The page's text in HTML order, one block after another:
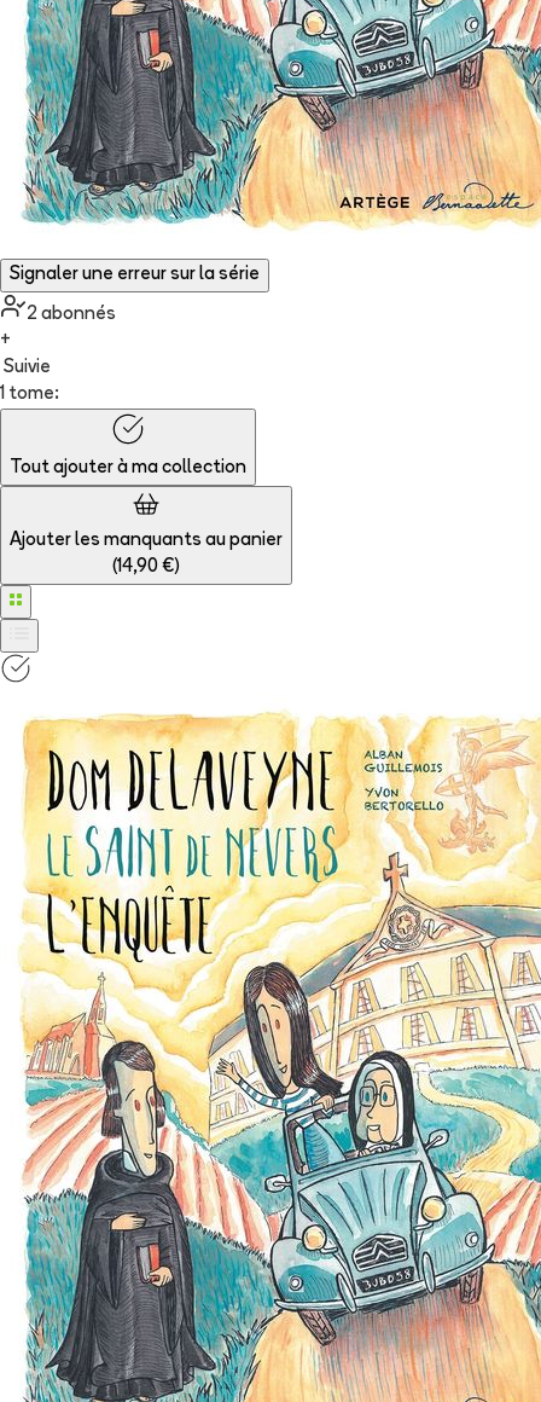
Signaler une erreur sur la série
2 abonnés
+
Suivie
1 tome:
Tout ajouter à ma collection
Ajouter les manquants au panier
(14,90 €)